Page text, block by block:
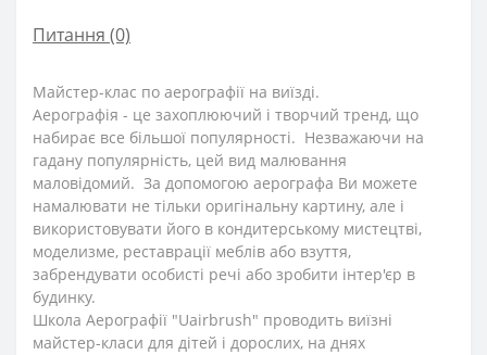
Питання (0)
Майстер-клас по аерографії на виїзді.
Аерографія - це захоплюючий і творчий тренд, що
набирає все більшої популярності. Незважаючи на
гадану популярність, цей вид малювання
маловідомий. За допомогою аерографа Ви можете
намалювати не тільки оригінальну картину, але і
використовувати його в кондитерському мистецтві,
моделизме, реставрації меблів або взуття,
забрендувати особисті речі або зробити інтер'єр в
будинку.
Школа Аерографії "Uairbrush" проводить виїзні
майстер-класи для дітей і дорослих, на днях